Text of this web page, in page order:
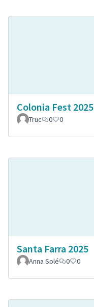
Colonia Fest 2025
Truc 0 0
Santa Farra 2025
Anna Solé 0 0